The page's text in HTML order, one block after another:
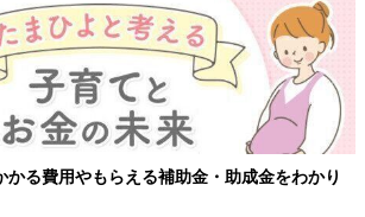
ン接種できるものも】妊婦の感染症対策、知っ